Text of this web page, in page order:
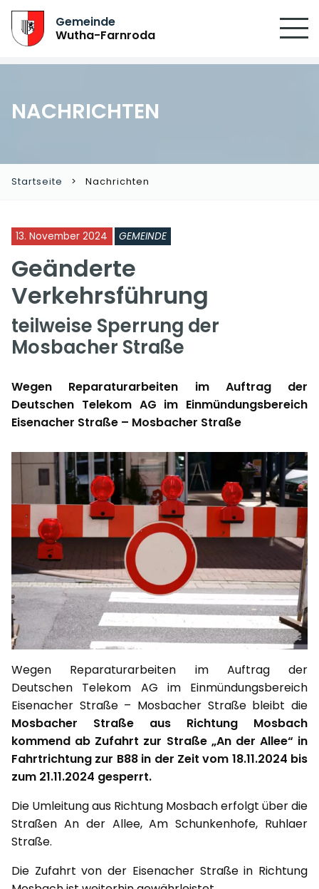
Gemeinde
Wutha-Farnroda
NACHRICHTEN
Startseite Nachrichten
13. November 2024 GEMEINDE
Geänderte
Verkehrsführung
teilweise Sperrung der
Mosbacher Straße
Wegen Reparaturarbeiten im Auftrag der
Deutschen Telekom AG im Einmündungsbereich
Eisenacher Straße – Mosbacher Straße
Wegen Reparaturarbeiten im Auftrag der
Deutschen Telekom AG im Einmündungsbereich
Eisenacher Straße – Mosbacher Straße bleibt die
Mosbacher Straße aus Richtung Mosbach
kommend ab Zufahrt zur Straße „An der Allee“ in
Fahrtrichtung zur B88 in der Zeit vom 18.11.2024 bis
zum 21.11.2024 gesperrt.
Die Umleitung aus Richtung Mosbach erfolgt über die
Straßen An der Allee, Am Schunkenhofe, Ruhlaer
Straße.
Die Zufahrt von der Eisenacher Straße in Richtung